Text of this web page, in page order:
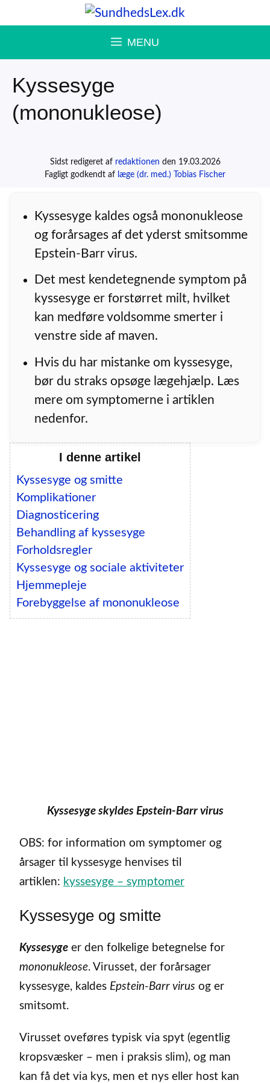
til
MENU
Kyssesyge
(mononukleose)
Sidst redigeret af redaktionen den 19.03.2026
Fagligt godkendt af læge (dr. med.) Tobias Fischer
Kyssesyge kaldes også mononukleose
og forårsages af det yderst smitsomme
Epstein-Barr virus.
Det mest kendetegnende symptom på
kyssesyge er forstørret milt, hvilket
kan medføre voldsomme smerter i
venstre side af maven.
Hvis du har mistanke om kyssesyge,
bør du straks opsøge lægehjælp. Læs
mere om symptomerne i artiklen
nedenfor.
I denne artikel
Kyssesyge og smitte
Komplikationer
Diagnosticering
Behandling af kyssesyge
Forholdsregler
Kyssesyge og sociale aktiviteter
Hjemmepleje
Forebyggelse af mononukleose
Kyssesyge skyldes Epstein-Barr virus
OBS: for information om symptomer og
årsager til kyssesyge henvises til
artiklen: kyssesyge – symptomer
Kyssesyge og smitte
Kyssesyge er den folkelige betegnelse for
mononukleose. Virusset, der forårsager
kyssesyge, kaldes Epstein-Barr virus og er
smitsomt.
Virusset oveføres typisk via spyt (egentlig
kropsvæsker – men i praksis slim), og man
kan få det via kys, men et nys eller host kan